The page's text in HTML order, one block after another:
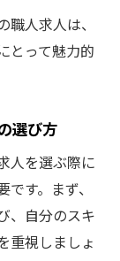
人求人は、
とって魅力的
選び方
人を選ぶ際に
す。まず、
、自分のスキ
重視しましょ